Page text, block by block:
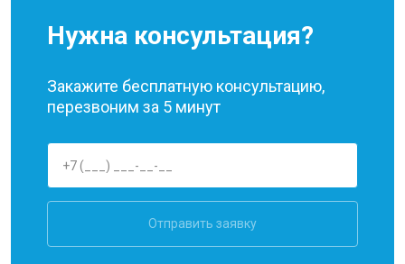
Нужна консультация?
Закажите бесплатную консультацию,
перезвоним за 5 минут
Отправить заявку